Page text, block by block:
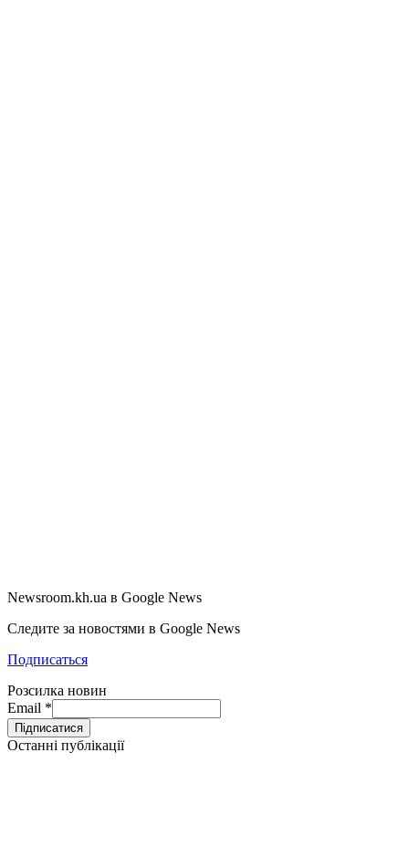
Newsroom.kh.ua в Google News
Следите за новостями в Google News
Подписаться
Розсилка новин
Email *
Останні публікації